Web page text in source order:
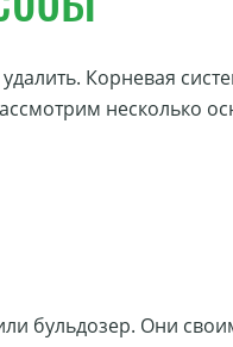
Корневая
несколько
бульдозер. Они